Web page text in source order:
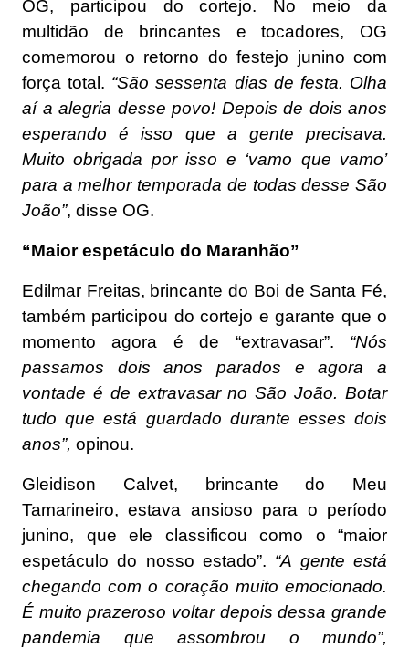
OG, participou do cortejo. No meio da
multidão de brincantes e tocadores, OG
comemorou o retorno do festejo junino com
força total. “São sessenta dias de festa. Olha
aí a alegria desse povo! Depois de dois anos
esperando é isso que a gente precisava.
Muito obrigada por isso e ‘vamo que vamo’
para a melhor temporada de todas desse São
João”, disse OG.
“Maior espetáculo do Maranhão”
Edilmar Freitas, brincante do Boi de Santa Fé,
também participou do cortejo e garante que o
momento agora é de “extravasar”. “Nós
passamos dois anos parados e agora a
vontade é de extravasar no São João. Botar
tudo que está guardado durante esses dois
anos”, opinou.
Gleidison Calvet, brincante do Meu
Tamarineiro, estava ansioso para o período
junino, que ele classificou como o “maior
espetáculo do nosso estado”. “A gente está
chegando com o coração muito emocionado.
É muito prazeroso voltar depois dessa grande
pandemia que assombrou o mundo”,